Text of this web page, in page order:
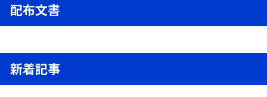
配布文書
新着記事